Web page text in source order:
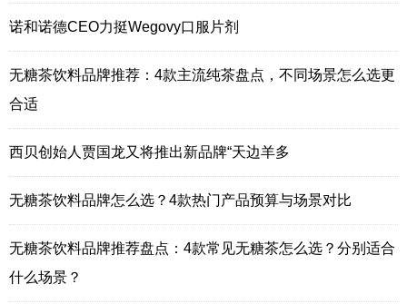
诺和诺德CEO力挺Wegovy口服片剂
无糖茶饮料品牌推荐：4款主流纯茶盘点，不同场景怎么选更
合适
西贝创始人贾国龙又将推出新品牌“天边羊多
无糖茶饮料品牌怎么选？4款热门产品预算与场景对比
无糖茶饮料品牌推荐盘点：4款常见无糖茶怎么选？分别适合
什么场景？